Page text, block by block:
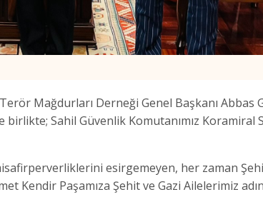
Mağdurları Derneği Genel Başkanı Abbas
birlikte; Sahil Güvenlik Komutanımız Koramiral
esirgemeyen, her zaman
Kendir Paşamıza Şehit ve Gazi Ailelerimiz